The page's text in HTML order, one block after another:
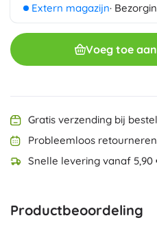
Extern magazijn·
Voeg toe
Gratis verzending bij
Probleemloos
Snelle levering vanaf 5,90
Productbeoordeling